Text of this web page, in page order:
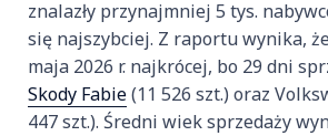
znalazły przynajmniej 5 tys.
się najszybciej. Z raportu wynika,
maja 2026 r. najkrócej, bo 29 dni
Skody Fabie(11 526 szt.) oraz
447 szt.). Średni wiek sprzedaży